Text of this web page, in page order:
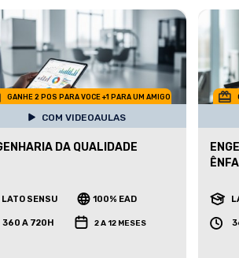
GANHE 2 POS PARA VOCE +1 PARA UM AMIGO
COM VIDEOAULAS
DA QUALIDADE
LATO SENSU 100% EAD
360 A 720H 2 A 12 MESES